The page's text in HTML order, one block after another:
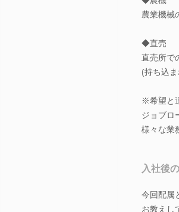
農業機
◆直売
直売所で
(持ち込
※希望と
ジョブロ
様々な業
入社後
今回配属
お教えし